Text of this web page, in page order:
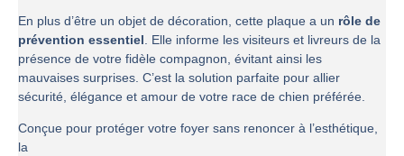
En plus d’être un objet de décoration, cette plaque a un rôle de
prévention essentiel. Elle informe les visiteurs et livreurs de la
présence de votre fidèle compagnon, évitant ainsi les
mauvaises surprises. C’est la solution parfaite pour allier
sécurité, élégance et amour de votre race de chien préférée.
Conçue pour protéger votre foyer sans renoncer à l’esthétique,
la